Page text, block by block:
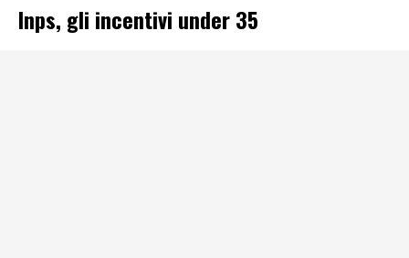
Inps, gli incentivi under 35